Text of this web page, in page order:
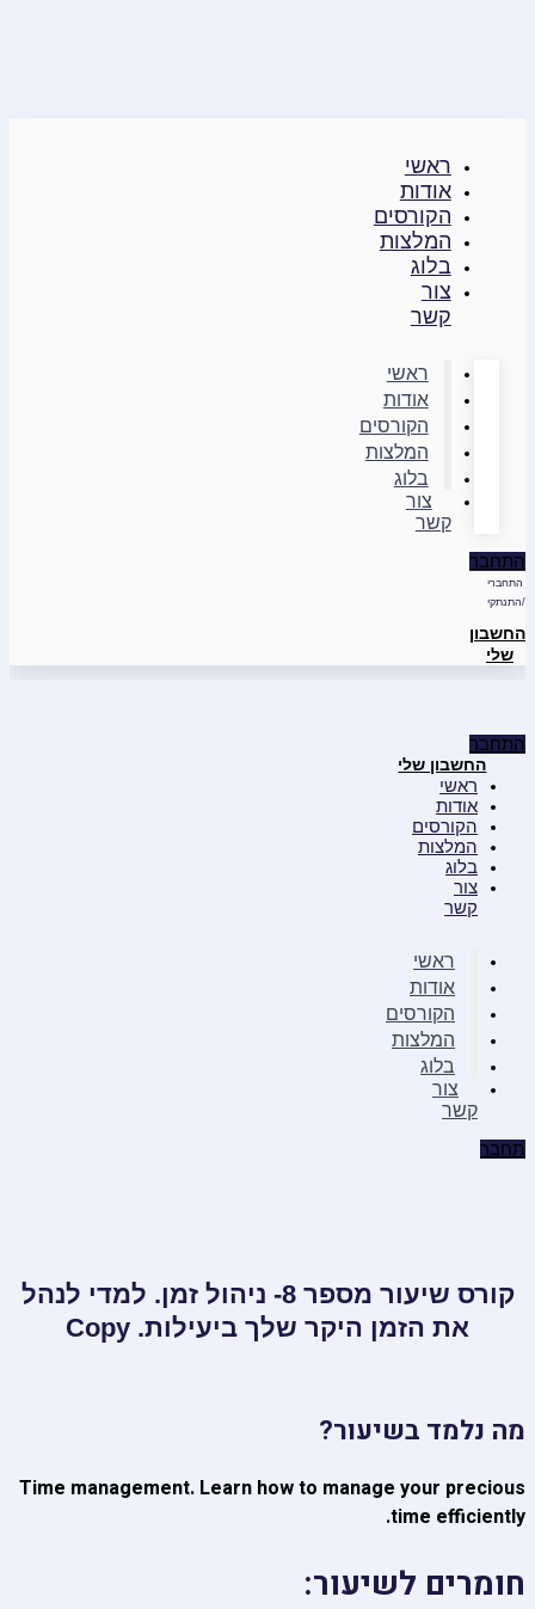
ראשי
אודות
הקורסים
המלצות
בלוג
צור
קשר
ראשי
אודות
הקורסים
המלצות
בלוג
צור
קשר
התחבר
התחברי
/התנתקי
החשבון
שלי
התחבר
החשבון שלי
ראשי
אודות
הקורסים
המלצות
בלוג
צור
קשר
ראשי
אודות
הקורסים
המלצות
בלוג
צור
קשר
התחבר
קורס שיעור מספר 8- ניהול זמן. למדי לנהל
את הזמן היקר שלך ביעילות. Copy
מה נלמד בשיעור?
Time management. Learn how to manage your precious
time efficiently.
חומרים לשיעור: